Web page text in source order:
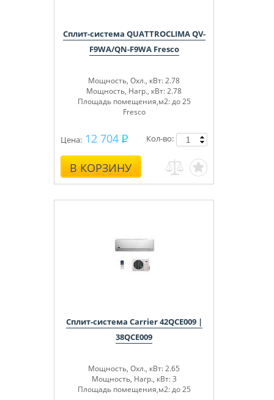
Сплит-система QUATTROCLIMA QV-
F9WA/QN-F9WA Fresco
Мощность, Охл., кВт: 2.78
Мощность, Нагр., кВт: 2.78
Площадь помещения,м2: до 25
Fresco
Цена: 12 704
В КОРЗИНУ
Кол-во:
Сплит-система Carrier 42QCE009 |
38QCE009
Мощность, Охл., кВт: 2.65
Мощность, Нагр., кВт: 3
Площадь помещения,м2: до 25